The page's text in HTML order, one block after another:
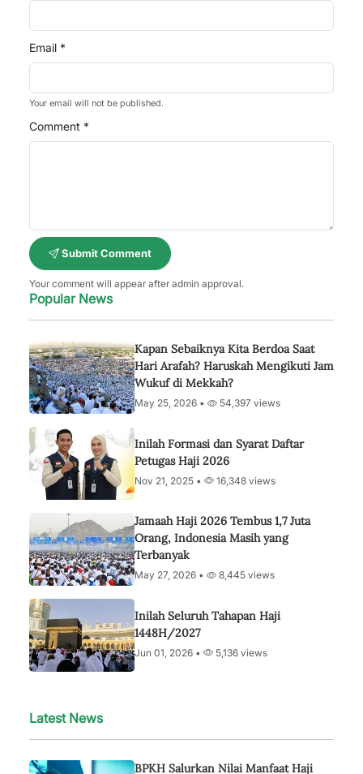
Email *
Your email will not be published.
Comment *
Submit Comment
Your comment will appear after admin approval.
Popular News
Kapan Sebaiknya Kita Berdoa Saat
Hari Arafah? Haruskah Mengikuti Jam
Wukuf di Mekkah?
May 25, 2026 • 54,397 views
Inilah Formasi dan Syarat Daftar
Petugas Haji 2026
Nov 21, 2025 • 16,348 views
Jamaah Haji 2026 Tembus 1,7 Juta
Orang, Indonesia Masih yang
Terbanyak
May 27, 2026 • 8,445 views
Inilah Seluruh Tahapan Haji
1448H/2027
Jun 01, 2026 • 5,136 views
Latest News
BPKH Salurkan Nilai Manfaat Haji